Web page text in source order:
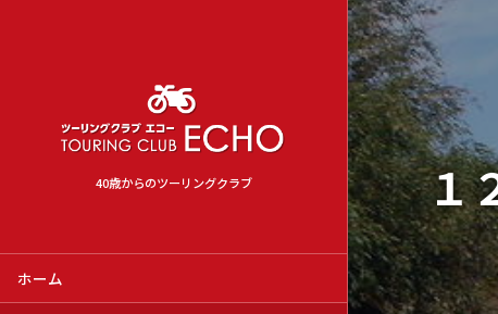
40歳からのツーリングクラブ
ホーム
１